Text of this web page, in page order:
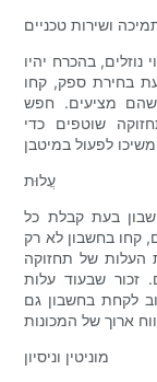
ושירות טכניים
בהכרח יהיו
בחירת ספק, קחו
מציעים. חפש
שוטפים כדי
עֲלוּת
בעת ​​קבלת כל
קחו בחשבון לא רק
העלות של תחזוקה
זכור שבעוד עלות
לקחת בחשבון גם
מוניטין וניסיון